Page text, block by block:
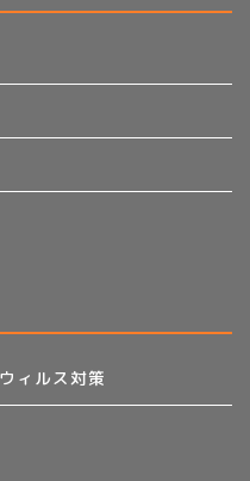
ィルス対策